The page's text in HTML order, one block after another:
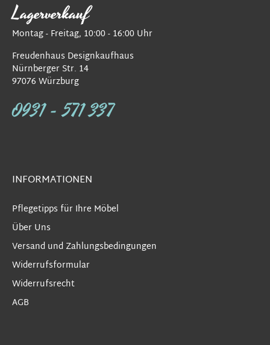
Lagerverkauf
Montag - Freitag, 10:00 - 16:00 Uhr
Freudenhaus Designkaufhaus
Nürnberger Str. 14
97076 Würzburg
0931 - 571 337
INFORMATIONEN
Pflegetipps für Ihre Möbel
Über Uns
Versand und Zahlungsbedingungen
Widerrufsformular
Widerrufsrecht
AGB